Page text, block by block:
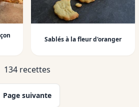
Sablés à la fleur d'oranger
134 recettes
Page suivante